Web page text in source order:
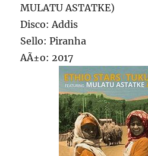
MULATU ASTATKE)
Disco: Addis
Sello: Piranha
AÃ±o: 2017